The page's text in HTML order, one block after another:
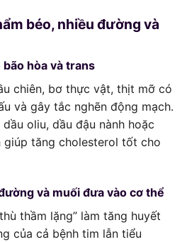
béo, nhiều đường và
bão hòa và trans
chiên, bơ thực vật, thịt mỡ có
và gây tắc nghẽn động mạch.
oliu, dầu đậu nành hoặc
giúp tăng cholesterol tốt cho
và muối đưa vào cơ thể
thầm lặng” làm tăng huyết
của cả bệnh tim lẫn tiểu